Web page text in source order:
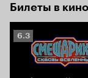
Билеты в кино
Рейтинг
Кинопоиска
6.3